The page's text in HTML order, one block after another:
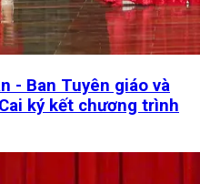
- Ban Tuyên giáo và
ký kết chương trình